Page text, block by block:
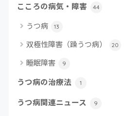
こころの病気・障害 44
うつ病 13
双極性障害（躁うつ病） 20
睡眠障害 9
うつ病の治療法 1
うつ病関連ニュース 9